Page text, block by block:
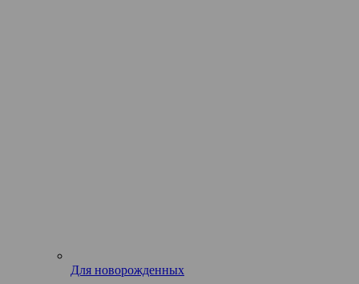
Для новорожденных